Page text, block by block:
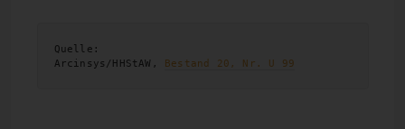
Quelle:
Arcinsys/HHStAW, Bestand 20, Nr. U 99